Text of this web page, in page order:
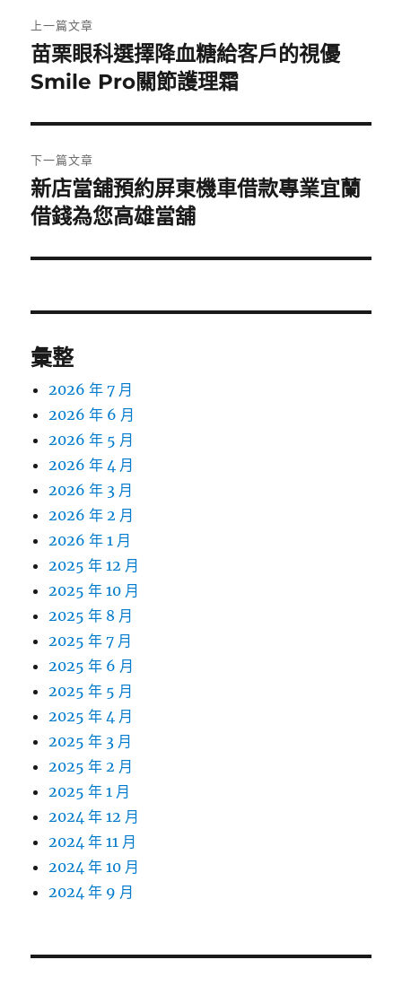
章
導
覽
上一篇文章
上
一
文
章:
苗栗眼科選擇降血糖給客戶的視優
Smile Pro關節護理霜
下一篇文章
下
一
文
新店當舖預約屏東機車借款專業宜蘭
借錢為您高雄當舖
彙整
2026 年 7 月
2026 年 6 月
2026 年 5 月
2026 年 4 月
2026 年 3 月
2026 年 2 月
2026 年 1 月
2025 年 12 月
2025 年 10 月
2025 年 8 月
2025 年 7 月
2025 年 6 月
2025 年 5 月
2025 年 4 月
2025 年 3 月
2025 年 2 月
2025 年 1 月
2024 年 12 月
2024 年 11 月
2024 年 10 月
2024 年 9 月